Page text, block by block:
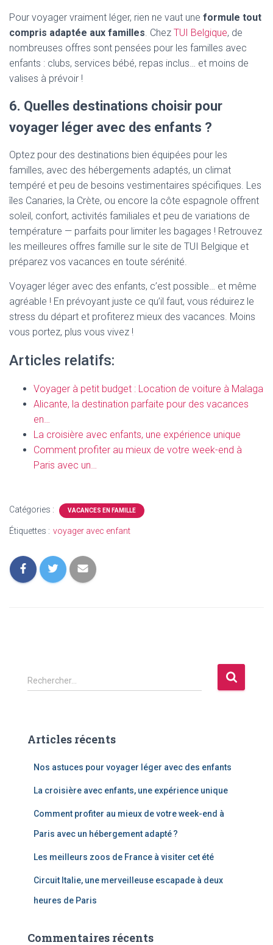
Pour voyager vraiment léger, rien ne vaut une formule tout
compris adaptée aux familles . Chez TUI Belgique, de
nombreuses offres sont pensées pour les familles avec
enfants : clubs, services bébé, repas inclus… et moins de
valises à prévoir !
6. Quelles destinations choisir pour
voyager léger avec des enfants ?
Optez pour des destinations bien équipées pour les
familles, avec des hébergements adaptés, un climat
tempéré et peu de besoins vestimentaires spécifiques. Les
îles Canaries, la Crète, ou encore la côte espagnole offrent
soleil, confort, activités familiales et peu de variations de
température — parfaits pour limiter les bagages ! Retrouvez
les meilleures offres famille sur le site de TUI Belgique et
préparez vos vacances en toute sérénité.
Voyager léger avec des enfants, c’est possible… et même
agréable ! En prévoyant juste ce qu’il faut, vous réduirez le
stress du départ et profiterez mieux des vacances. Moins
vous portez, plus vous vivez !
Articles relatifs:
Voyager à petit budget : Location de voiture à Malaga
Alicante, la destination parfaite pour des vacances
en…
La croisière avec enfants, une expérience unique
Comment profiter au mieux de votre week-end à
Paris avec un…
Catégories : VACANCES EN FAMILLE
Étiquettes : voyager avec enfant
R
e
r
Rechercher…
Articles récents
Nos astuces pour voyager léger avec des enfants
La croisière avec enfants, une expérience unique
Comment profiter au mieux de votre week-end à
Paris avec un hébergement adapté ?
Les meilleurs zoos de France à visiter cet été
Circuit Italie, une merveilleuse escapade à deux
heures de Paris
Commentaires récents